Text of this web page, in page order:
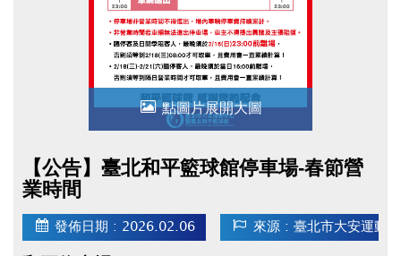
點圖片展開大圖
【公告】臺北和平籃球館停車場-春節營
業時間
發佈日期 : 2026.02.06 來源 : 臺北市大安運動